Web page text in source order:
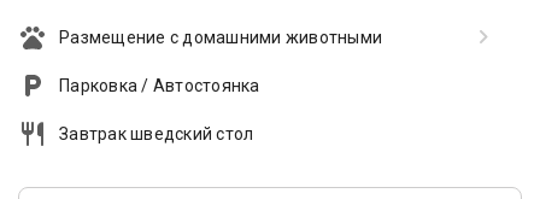
Размещение с домашними животными
Парковка / Автостоянка
Завтрак шведский стол